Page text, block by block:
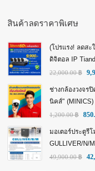
สินค้าลดราคาพิเศษ
(โปรแรง! ลดสะ
ดิจิตอล IP
22,000.00฿
ช่างกล้องวงจร
นิคส์" (MINICS)
1,200.00฿
มอเตอร์ประตูรี
GULLIVER/N/
49,900.00฿